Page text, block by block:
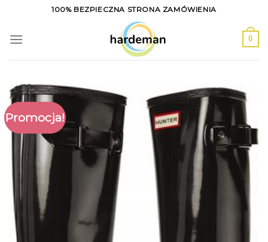
content
100% BEZPIECZNA STRONA ZAMÓWIENIA
0
Promocja!